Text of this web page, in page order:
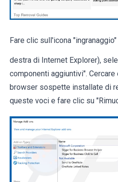
Fare clic sull'icona "ingranaggio"
destra di Internet Explorer),
componenti aggiuntivi".
browser sospette installate di
queste voci e fare clic su